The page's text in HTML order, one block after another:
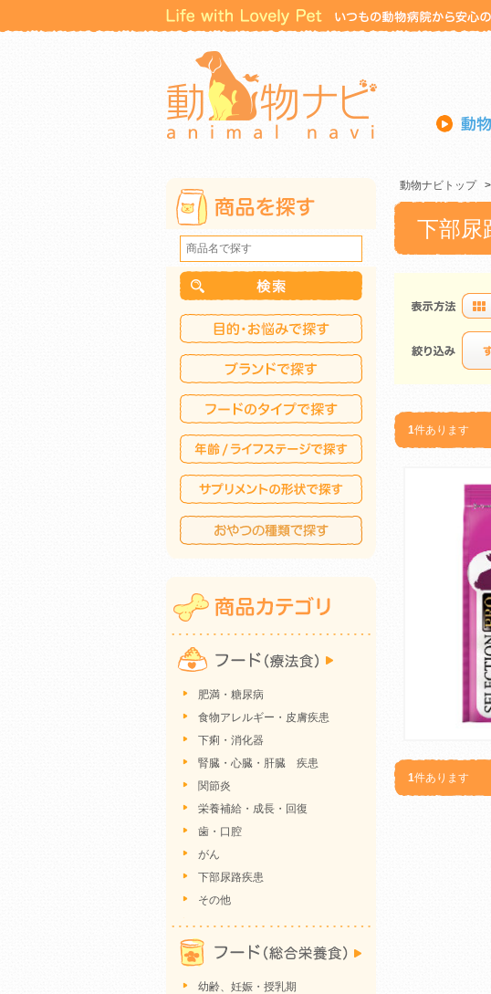
動物ナビトップ >
下部尿
1件あります
1件あります
肥満・糖尿病
食物アレルギー・皮膚疾患
下痢・消化器
腎臓・心臓・肝臓 疾患
関節炎
栄養補給・成長・回復
歯・口腔
がん
下部尿路疾患
その他
幼齢、妊娠・授乳期